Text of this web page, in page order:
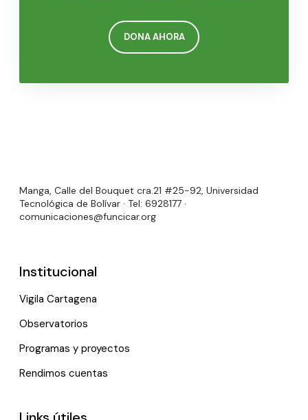
DONA AHORA
Manga, Calle del Bouquet cra.21 #25-92, Universidad
Tecnológica de Bolívar · Tel: 6928177 ·
comunicaciones@funcicar.org
Institucional
Vigila Cartagena
Observatorios
Programas y proyectos
Rendimos cuentas